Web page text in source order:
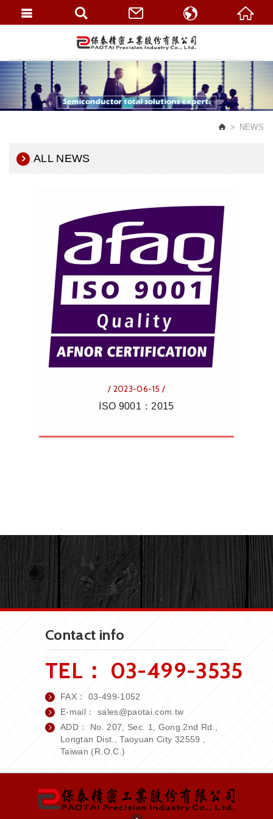
NEWS
ALL NEWS
/ 2023-06-15 /
ISO 9001：2015
Contact info
TEL： 03-499-3535
FAX： 03-499-1052
E-mail： sales@paotai.com.tw
ADD： No. 207, Sec. 1, Gong 2nd Rd.,
Longtan Dist., Taoyuan City 32559 ,
Taiwan (R.O.C.)
繁體中文
English